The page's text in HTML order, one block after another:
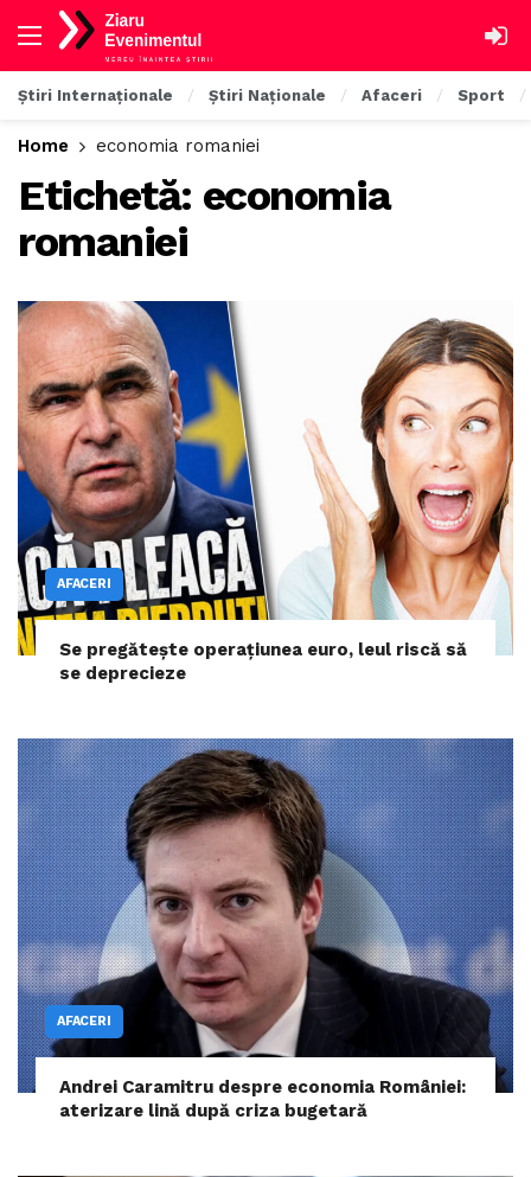
Știri Internaționale Știri Naționale Afaceri Sport
Home economia romaniei
Etichetă: economia
romaniei
AFACERI
Se pregătește operațiunea euro, leul riscă să
se deprecieze
AFACERI
Andrei Caramitru despre economia României:
aterizare lină după criza bugetară